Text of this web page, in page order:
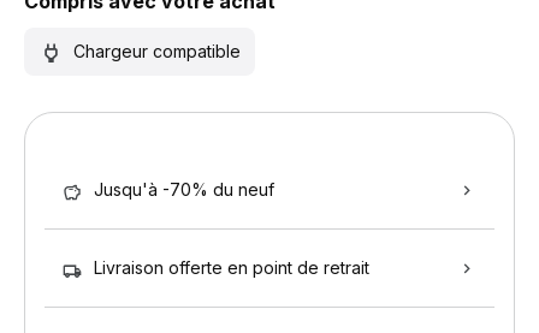
Chargeur compatible
Jusqu'à -70% du neuf
Livraison offerte en point de retrait